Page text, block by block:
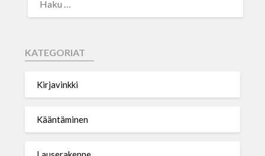
KATEGORIAT
Kirjavinkki
Kääntäminen